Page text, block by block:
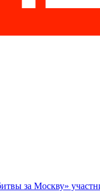
за Москву»